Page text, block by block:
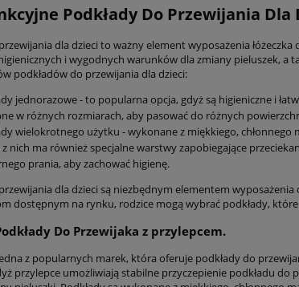
Podkłady Do Przewijania Dla
dla dzieci to ważny element wyposażenia
i wygodnych warunków dla zmiany pieluszek,
podkładów do przewijania dla dzieci:
jednorazowe - to popularna opcja, gdyż są higieniczne i
w różnych rozmiarach, aby pasować do różnych
wielokrotnego użytku - wykonane z miękkiego, chłonnego
z nich ma również specjalne warstwy zapobiegające
prania, aby zachować higienę.
dla dzieci są niezbędnym elementem
dostępnym na rynku, rodzice mogą wybrać podkłady,
Do Przewijaka z przylepcem.
z popularnych marek, która oferuje podkłady do
przylepce umożliwiają stabilne przyczepienie podkładu